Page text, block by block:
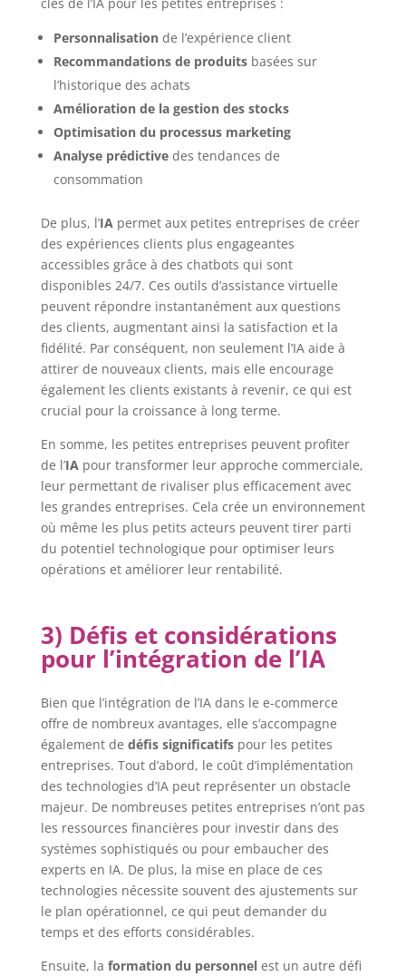
Personnalisationde l’expérience client
Recommandations de produitsbasées sur
l’historique des achats
Amélioration de la gestion des stocks
Optimisation du processus marketing
Analyse prédictivedes tendances de
consommation
De plus, l’IA permet aux petites entreprises de créer
des expériences clients plus engageantes
accessibles grâce à des chatbots qui sont
disponibles 24/7. Ces outils d’assistance virtuelle
peuvent répondre instantanément aux questions
des clients, augmentant ainsi la satisfaction et la
fidélité. Par conséquent, non seulement l’IA aide à
attirer de nouveaux clients, mais elle encourage
également les clients existants à revenir, ce qui est
crucial pour la croissance à long terme.
En somme, les petites entreprises peuvent profiter
de l’IA pour transformer leur approche commerciale,
leur permettant de rivaliser plus efficacement avec
les grandes entreprises. Cela crée un environnement
où même les plus petits acteurs peuvent tirer parti
du potentiel technologique pour optimiser leurs
opérations et améliorer leur rentabilité.
3) Défis et considérations
pour l’intégration de l’IA
Bien que l’intégration de l’IA dans le e-commerce
offre de nombreux avantages, elle s’accompagne
également de défis significatifspour les petites
entreprises. Tout d’abord, le coût d’implémentation
des technologies d’IA peut représenter un obstacle
majeur. De nombreuses petites entreprises n’ont pas
les ressources financières pour investir dans des
systèmes sophistiqués ou pour embaucher des
experts en IA. De plus, la mise en place de ces
technologies nécessite souvent des ajustements sur
le plan opérationnel, ce qui peut demander du
temps et des efforts considérables.
Ensuite, la formation du personnelest un autre défi